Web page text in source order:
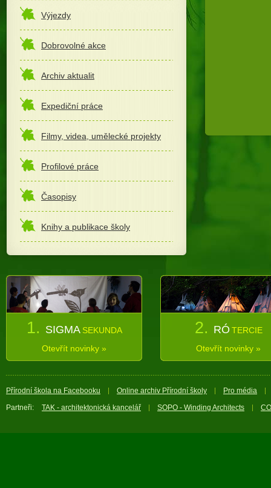
Výjezdy
Dobrovolné akce
Archiv aktualit
Expediční práce
Filmy, videa, umělecké projekty
Profilové práce
Časopisy
Knihy a publikace školy
1. SIGMA SEKUNDA
Otevřít novinky »
2. RÓ TERCIE
Otevřít novinky »
Přírodní škola na Facebooku Online archiv Přírodní školy
Pro média
Partneři:
TAK - architektonická kancelář SOPO - Winding Architects